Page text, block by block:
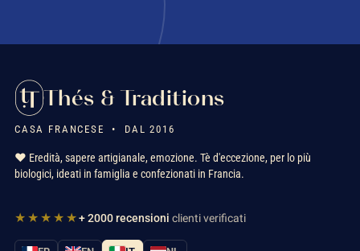
Thés & Traditions
CASA FRANCESE • DAL 2016
❤️ Eredità, sapere artigianale, emozione. Tè d'eccezione, per lo più
biologici, ideati in famiglia e confezionati in Francia.
★★★★★+ 2000 recensioni clienti verificati